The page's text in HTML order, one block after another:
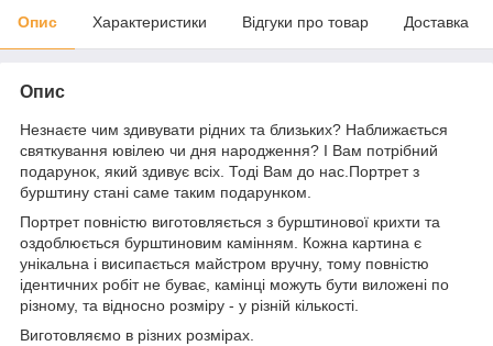
Опис Характеристики Відгуки про товар Доставка
Опис
Незнаєте чим здивувати рідних та близьких? Наближається
святкування ювілею чи дня народження? І Вам потрібний
подарунок, який здивує всіх. Тоді Вам до нас.Портрет з
бурштину стані саме таким подарунком.
Портрет повністю виготовляється з бурштинової крихти та
оздоблюється бурштиновим камінням. Кожна картина є
унікальна і висипається майстром вручну, тому повністю
ідентичних робіт не буває, камінці можуть бути виложені по
різному, та відносно розміру - у різній кількості.
Виготовляємо в різних розмірах.